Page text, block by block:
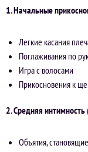
1. Начальные
Легкие касания
Поглаживания по
Игра с волосами
Прикосновения к
2. Средняя
Объятия,